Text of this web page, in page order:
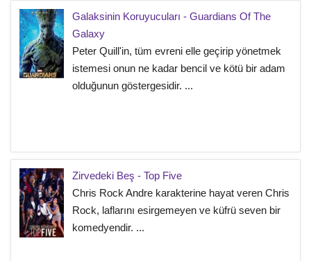
Galaksinin Koruyucuları - Guardians Of The
Galaxy
Peter Quill'in, tüm evreni elle geçirip yönetmek
istemesi onun ne kadar bencil ve kötü bir adam
olduğunun göstergesidir. ...
Zirvedeki Beş - Top Five
Chris Rock Andre karakterine hayat veren Chris
Rock, laflarını esirgemeyen ve küfrü seven bir
komedyendir. ...